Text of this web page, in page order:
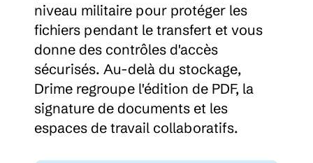
niveau militaire pour protéger les
fichiers pendant le transfert et vous
donne des contrôles d'accès
sécurisés. Au-delà du stockage,
Drime regroupe l'édition de PDF, la
signature de documents et les
espaces de travail collaboratifs.